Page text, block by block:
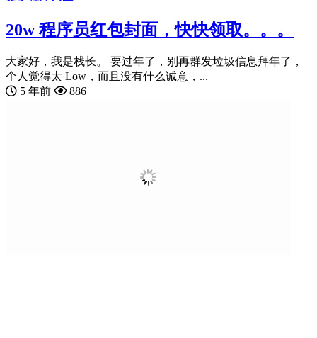
20w 程序员红包封面，快快领取。。。
大家好，我是栈长。 要过年了，别再群发垃圾信息拜年了，
个人觉得太 Low，而且没有什么诚意，...
5 年前
886